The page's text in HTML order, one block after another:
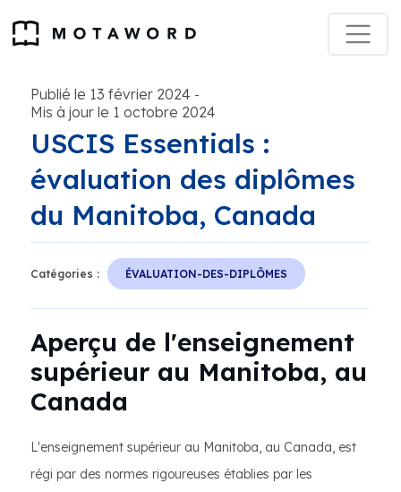
Publié le 13 février 2024 -
Mis à jour le 1 octobre 2024
USCIS Essentials :
évaluation des diplômes
du Manitoba, Canada
Catégories : ÉVALUATION-DES-DIPLÔMES
Aperçu de l'enseignement
supérieur au Manitoba, au
Canada
L'enseignement supérieur au Manitoba, au Canada, est
régi par des normes rigoureuses établies par les